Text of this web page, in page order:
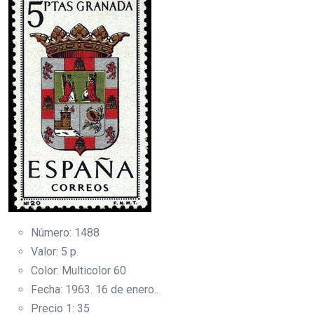
Número: 1488
Valor: 5 p.
Color: Multicolor 60
Fecha: 1963. 16 de enero..
Precio 1: 35